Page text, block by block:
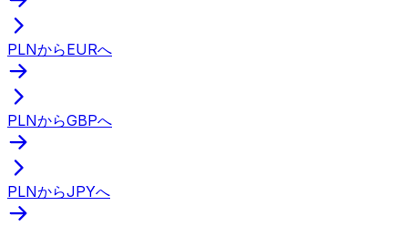
PLNからEURへ
PLNからGBPへ
PLNからJPYへ